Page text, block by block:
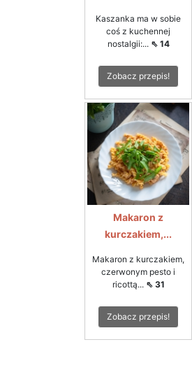
Kaszanka ma w sobie
coś z kuchennej
nostalgii:... ⇖ 14
Zobacz przepis!
Makaron z
kurczakiem,...
Makaron z kurczakiem,
czerwonym pesto i
ricottą... ⇖ 31
Zobacz przepis!